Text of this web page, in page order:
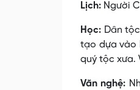
Lịch: Người
Học: Dân
tạo dựa vào
quý tộc xưa.
Văn nghệ: